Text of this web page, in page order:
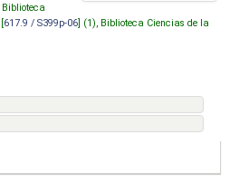
Biblioteca
617.9 / S399p-06 ] (1), Biblioteca Ciencias de la